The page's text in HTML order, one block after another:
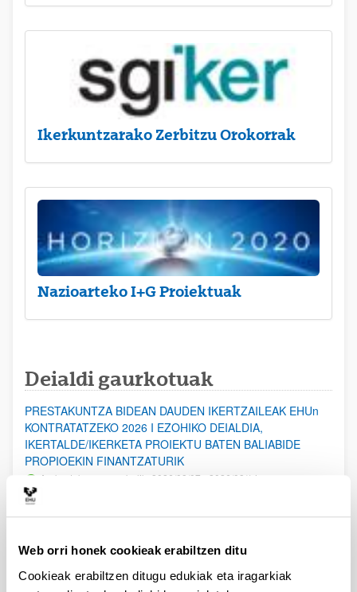
Web orri honek cookieak erabiltzen ditu
Cookieak erabiltzen ditugu edukiak eta iragarkiak
Ikerkuntzarako Zerbitzu Orokorrak
Nazioarteko I+G Proiektuak
Deialdi gaurkotuak
PRESTAKUNTZA BIDEAN DAUDEN IKERTZAILEAK EHUn
KONTRATATZEKO 2026 I EZOHIKO DEIALDIA,
IKERTALDE/IKERKETA PROIEKTU BATEN BALIABIDE
PROPIOEKIN FINANTZATURIK
Aurkezteko epea zabalik: 2026/08/07 - 2026/08/14
erosi eta berritzeko laguntzak 2026
Izapide irekia